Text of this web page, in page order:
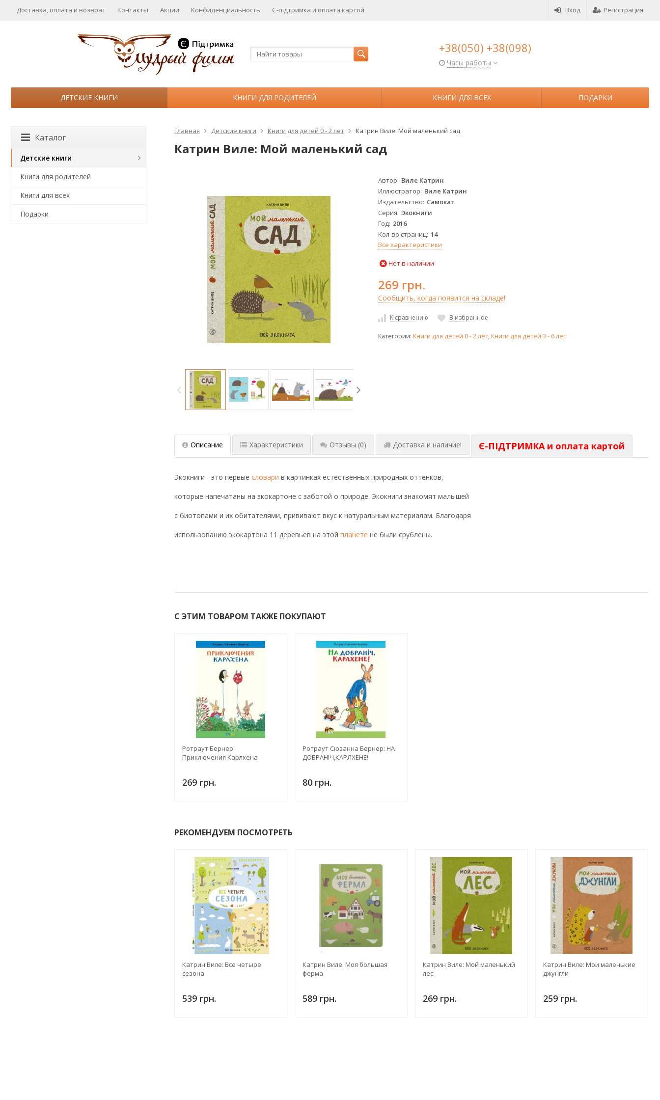
Вход Регистрация
Доставка, оплата и возврат Контакты Акции Конфиденциальность Є-підтримка и оплата картой
+38(050) +38(098)
Часы работы
ДЕТСКИЕ КНИГИ КНИГИ ДЛЯ РОДИТЕЛЕЙ КНИГИ ДЛЯ ВСЕХ ПОДАРКИ
Главная Детские книги Книги для детей 0 - 2 лет Катрин Виле: Мой маленький сад
Катрин Виле: Мой маленький сад
Автор Виле Катрин
Иллюстратор Виле Катрин
Издательство Самокат
Серия Экокниги
Год 2016
Кол-во страниц 14
Все характеристики
Нет в наличии
269 грн.
Сообщить, когда появится на складе!
К сравнению В избранное
Категории:Книги для детей 0 - 2 лет,Книги для детей 3 - 6 лет
Описание Характеристики Отзывы (0) Доставка и наличие! Є-ПІДТРИМКА и оплата картой
Экокниги - это первые словари в картинках естественных природных оттенков,
которые напечатаны на экокартоне с заботой о природе. Экокниги знакомят малышей
с биотопами и их обитателями, прививают вкус к натуральным материалам. Благодаря
использованию экокартона 11 деревьев на этой планете не были срублены.
С ЭТИМ ТОВАРОМ ТАКЖЕ ПОКУПАЮТ
Ротраут Бернер:
Приключения Карлхена
269 грн.
Ротраут Сюзанна Бернер: НА
ДОБРАНІЧ,КАРЛХЕНЕ!
80 грн.
РЕКОМЕНДУЕМ ПОСМОТРЕТЬ
Катрин Виле: Все четыре
сезона
539 грн.
Катрин Виле: Моя большая
ферма
589 грн.
Катрин Виле: Мой маленький
лес
269 грн.
Катрин Виле: Мои маленькие
джунгли
259 грн.
Каталог
Детские книги
Книги для родителей
Книги для всех
Подарки